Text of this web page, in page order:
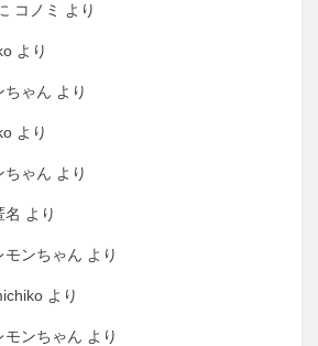
コノミ より
より
ちゃん より
より
ちゃん より
名 より
モンちゃん より
より
モンちゃん より